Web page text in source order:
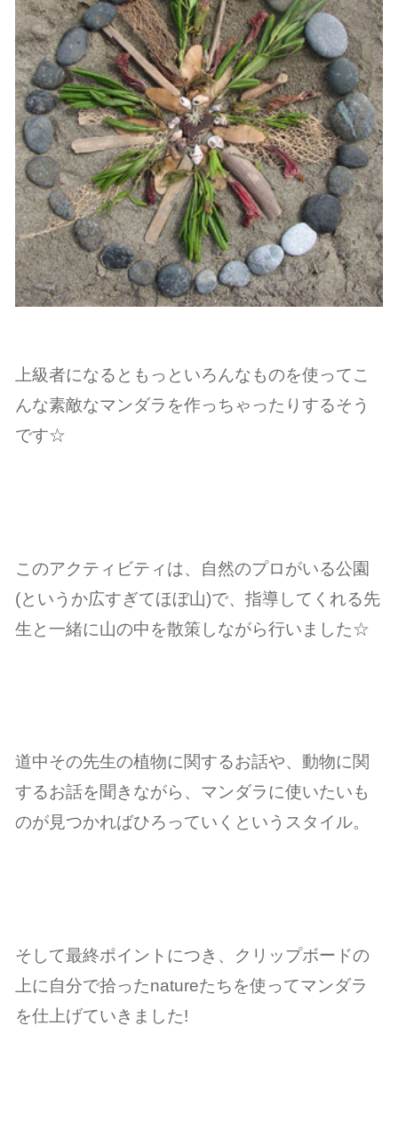
上級者になるともっといろんなものを使ってこ
んな素敵なマンダラを作っちゃったりするそう
です☆
このアクティビティは、自然のプロがいる公園
(というか広すぎてほぼ山)で、指導してくれる先
生と一緒に山の中を散策しながら行いました☆
道中その先生の植物に関するお話や、動物に関
するお話を聞きながら、マンダラに使いたいも
のが見つかればひろっていくというスタイル。
そして最終ポイントにつき、クリップボードの
上に自分で拾ったnatureたちを使ってマンダラ
を仕上げていきました!